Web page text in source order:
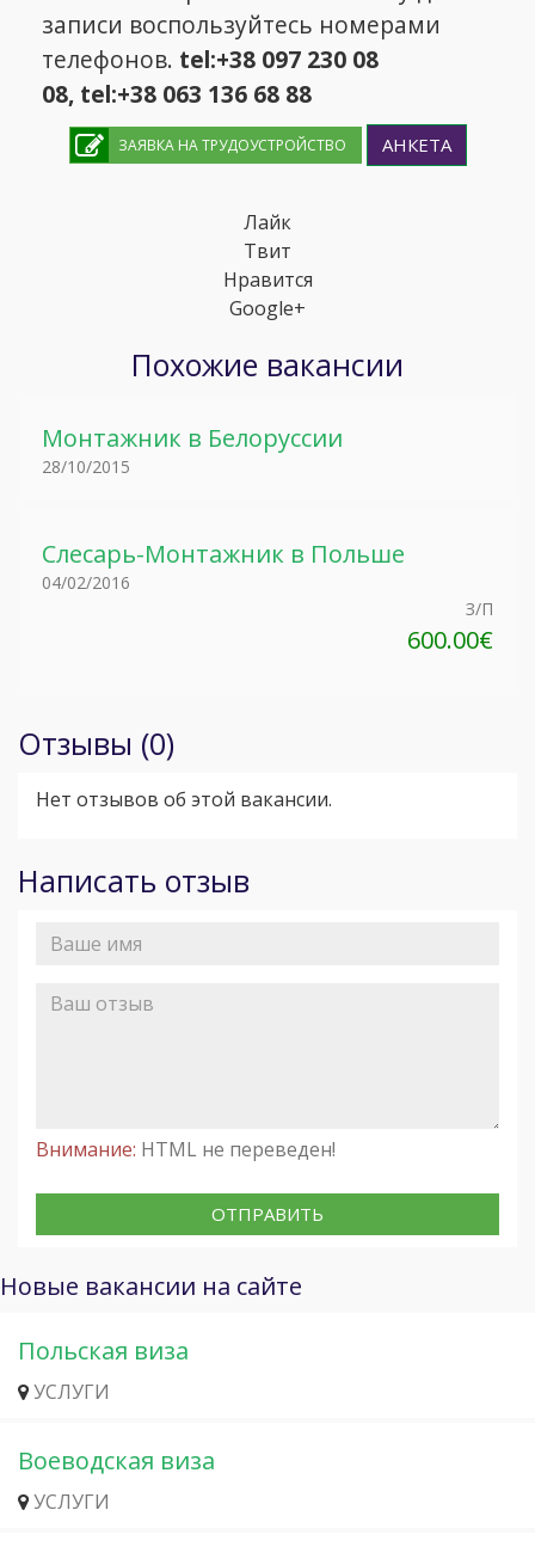
записи воспользуйтесь номерами
телефонов. tel:+38 097 230 08
08, tel:+38 063 136 68 88
ЗАЯВКА НА ТРУДОУСТРОЙСТВО АНКЕТА
Лайк
Твит
Нравится
Google+
Похожие вакансии
Монтажник в Белоруссии
28/10/2015
Слесарь-Монтажник в Польше
04/02/2016
З/П
600.00€
Отзывы (0)
Нет отзывов об этой вакансии.
Написать отзыв
Внимание: HTML не переведен!
ОТПРАВИТЬ
Новые вакансии на сайте
Польская виза
УСЛУГИ
Воеводская виза
УСЛУГИ